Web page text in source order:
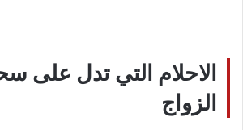
الاحلام التي تدل على
الزواج